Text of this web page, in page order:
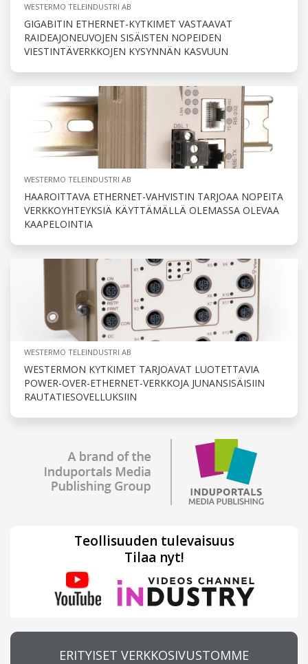
WESTERMO TELEINDUSTRI AB
GIGABITIN ETHERNET-KYTKIMET VASTAAVAT
RAIDEAJONEUVOJEN SISÄISTEN NOPEIDEN
VIESTINTÄVERKKOJEN KYSYNNÄN KASVUUN
WESTERMO TELEINDUSTRI AB
HAAROITTAVA ETHERNET-VAHVISTIN TARJOAA NOPEITA
VERKKOYHTEYKSIÄ KÄYTTÄMÄLLÄ OLEMASSA OLEVAA
KAAPELOINTIA
WESTERMO TELEINDUSTRI AB
WESTERMON KYTKIMET TARJOAVAT LUOTETTAVIA
POWER-OVER-ETHERNET-VERKKOJA JUNANSISÄISIIN
RAUTATIESOVELLUKSIIN
Teollisuuden tulevaisuus
Tilaa nyt!
ERITYISET VERKKOSIVUSTOMME